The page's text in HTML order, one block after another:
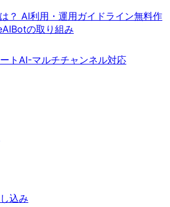
？ AI利用・運用ガイドライン無料作
の取り組み
トAI-マルチチャンネル対応
込み